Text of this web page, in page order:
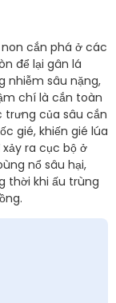
cắn phá ở các
để lại gân lá
nhiễm sâu nặng,
chí là cắn toàn
trưng của sâu cắn
gié, khiến gié lúa
ra cục bộ ở
nổ sâu hại,
thời khi ấu trùng